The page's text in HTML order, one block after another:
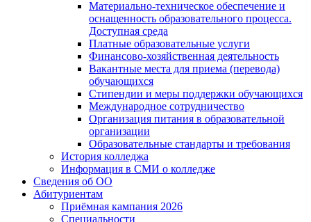
Материально-техническое обеспечение и
оснащенность образовательного процесса.
Доступная среда
Платные образовательные услуги
Финансово-хозяйственная деятельность
Вакантные места для приема (перевода)
обучающихся
Стипендии и меры поддержки обучающихся
Международное сотрудничество
Организация питания в образовательной
организации
Образовательные стандарты и требования
История колледжа
Информация в СМИ о колледже
Сведения об ОО
Абитуриентам
Приёмная кампания 2026
Специальности